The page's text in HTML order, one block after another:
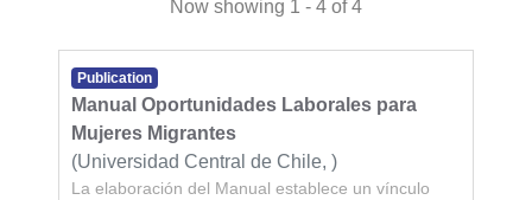
Now showing 1 - 4 of 4
Publication
Manual Oportunidades Laborales para
Mujeres Migrantes
(Universidad Central de Chile, )
Erices, Samuel
;
La elaboración del Manual establece un vínculo